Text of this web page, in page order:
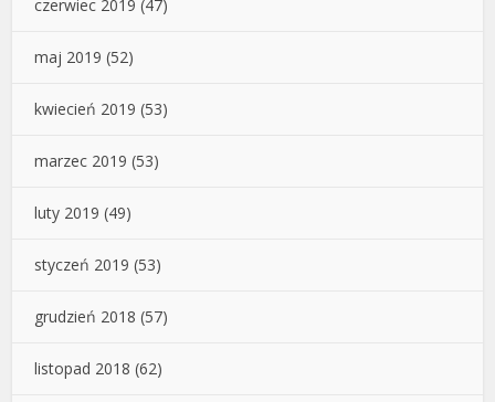
czerwiec 2019 (47)
maj 2019 (52)
kwiecień 2019 (53)
marzec 2019 (53)
luty 2019 (49)
styczeń 2019 (53)
grudzień 2018 (57)
listopad 2018 (62)